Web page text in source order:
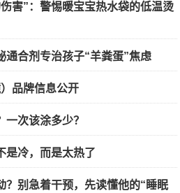
害”：警惕暖宝宝热水袋的低温烫
通合剂专治孩子“羊粪蛋”焦虑
品牌信息公开
次该涂多少？
是冷，而是太热了
？别急着干预，先读懂他的“睡眠